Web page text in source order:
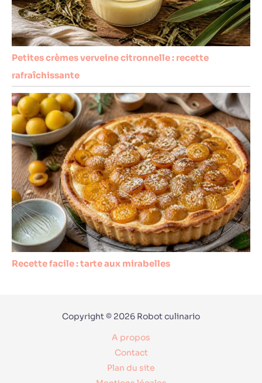
Petites crèmes verveine citronnelle : recette
rafraîchissante
Recette facile : tarte aux mirabelles
Copyright © 2026 Robot culinario
A propos
Contact
Plan du site